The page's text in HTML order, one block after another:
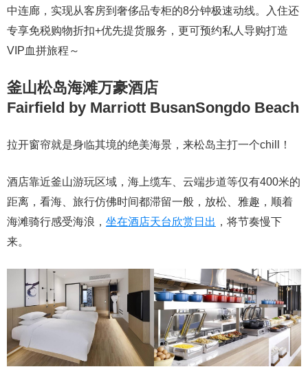
中连廊，实现从客房到奢侈品专柜的8分钟极速动线。入住还
专享免税购物折扣+优先提货服务，更可预约私人导购打造
VIP血拼旅程～
釜山松岛海滩万豪酒店
Fairfield by Marriott BusanSongdo Beach
拉开窗帘就是身临其境的绝美海景，来松岛主打一个chill！
酒店靠近釜山游玩区域，海上缆车、云端步道等仅有400米的
距离，看海、旅行仿佛时间都滞留一般，放松、雅趣，顺着
海滩骑行感受海浪， 坐在酒店天台欣赏日出 ，将节奏慢下
来。